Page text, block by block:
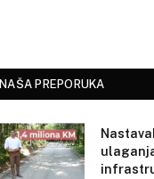
NAŠA PREPORUKA